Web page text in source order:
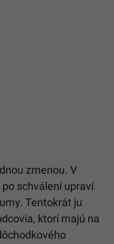
zmenou. V
schválení upraví
Tentokrát ju
ktorí majú na